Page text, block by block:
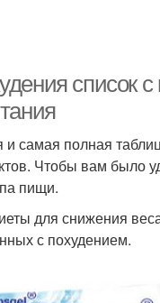
список
полная
Чтобы вам было
пищи.
для снижения
с похудением.